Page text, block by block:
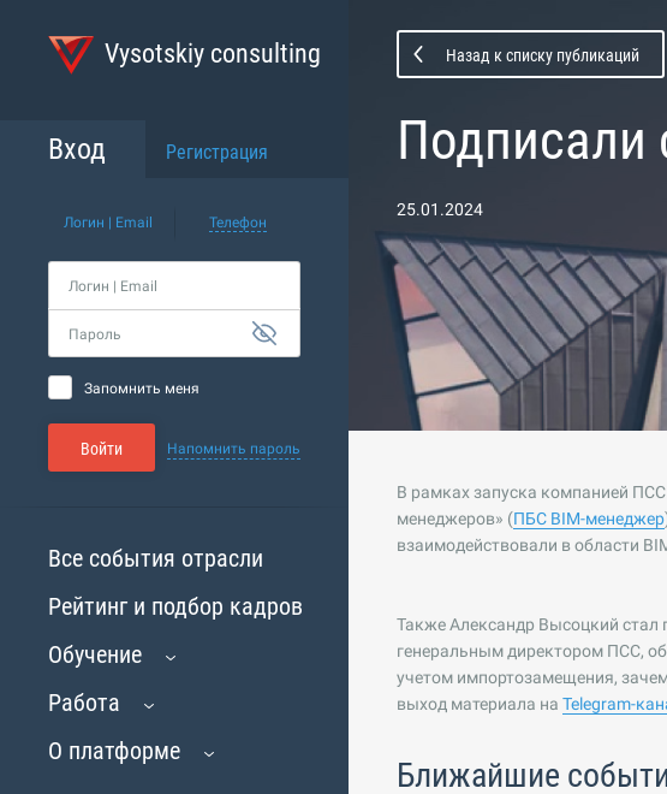
Vysotskiy consulting
Вход Регистрация
Логин | Email Телефон
Логин | Email
Пароль
Запомнить меня
Войти Напомнить пароль
Все события отрасли
Рейтинг и подбор кадров
Обучение
Работа
О платформе
Назад к списку публикаций
Подписали
25.01.2024
В рамках запуска компанией
менеджеров» (ПБС BIM-менеджер
взаимодействовали в области
Также Александр Высоцкий
генеральным директором ПСС,
учетом импортозамещения,
выход материала на Telegram-
Ближайшие